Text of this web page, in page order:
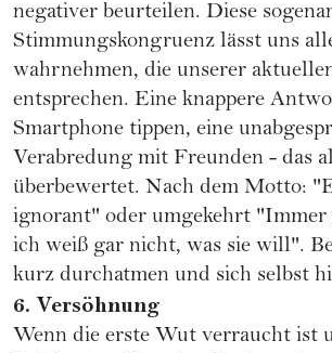
negativer beurteilen. Diese
Stimmungskongruenz lässt uns
wahrnehmen, die unserer
entsprechen. Eine knappere
Smartphone tippen, eine
Verabredung mit Freunden - das
überbewertet. Nach dem Motto:
ignorant" oder umgekehrt "Immer
ich weiß gar nicht, was sie will".
kurz durchatmen und sich selbst
6. Versöhnung
Wenn die erste Wut verraucht ist